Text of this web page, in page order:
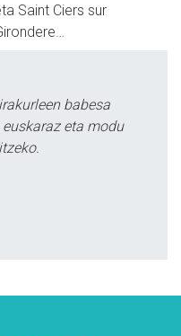
Saint Ciers sur
babesa
eta modu